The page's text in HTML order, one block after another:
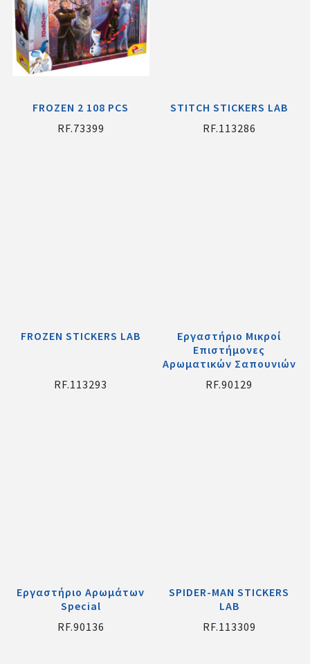
FROZEN 2 108 PCS
RF.73399
STITCH STICKERS LAB
RF.113286
FROZEN STICKERS LAB
RF.113293
Εργαστήριο Μικροί
Επιστήμονες
Αρωματικών Σαπουνιών
RF.90129
Εργαστήριο Αρωμάτων
Special
RF.90136
SPIDER-MAN STICKERS
LAB
RF.113309